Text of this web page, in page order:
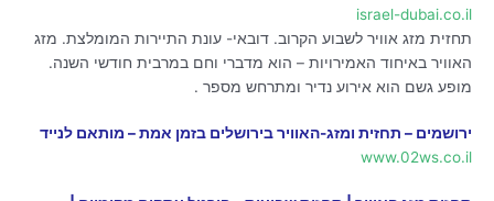
israel-dubai.co.il
תחזית מזג אוויר לשבוע הקרוב. דובאי- עונת התיירות המומלצת. מזג
האוויר באיחוד האמירויות – הוא מדברי וחם במרבית חודשי השנה.
מופע גשם הוא אירוע נדיר ומתרחש מספר .
ירושמים – תחזית ומזג-האוויר בירושלים בזמן אמת – מותאם לנייד
www.02ws.co.il